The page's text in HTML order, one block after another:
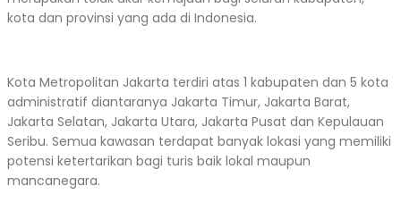
kota dan provinsi yang ada di Indonesia.
Kota Metropolitan Jakarta terdiri atas 1 kabupaten dan 5 kota
administratif diantaranya Jakarta Timur, Jakarta Barat,
Jakarta Selatan, Jakarta Utara, Jakarta Pusat dan Kepulauan
Seribu. Semua kawasan terdapat banyak lokasi yang memiliki
potensi ketertarikan bagi turis baik lokal maupun
mancanegara.